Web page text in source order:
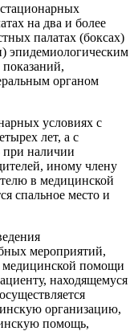
на два и более
палатах (боксах)
эпидемиологическим
органом
условиях с
лет, а с
при наличии
иному члену
в медицинской
спальное место и
мероприятий,
медицинской помощи
находящемуся
организацию,
помощь,